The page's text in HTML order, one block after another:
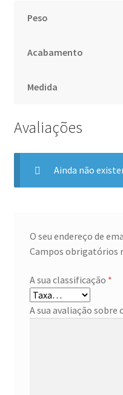
Peso
Acabamento
Medida
Avaliações
Ainda não
O seu endereço de
Campos obrigatórios
A sua classificação *
A sua avaliação sobre